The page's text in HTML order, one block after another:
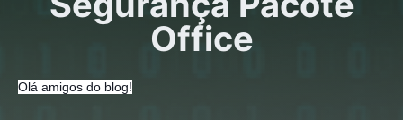
Office
Olá amigos do blog!